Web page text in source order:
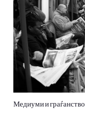
Медиуми и граѓанство